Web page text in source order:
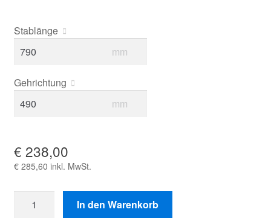
Stablänge
mm
Gehrichtung
mm
€ 238,00
Fußmatte
In den Warenkorb